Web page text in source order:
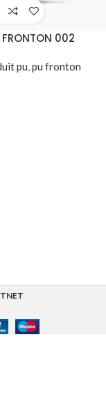
FRONTON 002
pu,pu fronton